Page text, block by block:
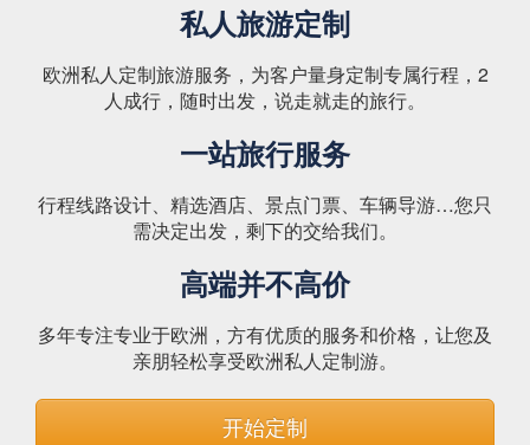
私人旅游定制
欧洲私人定制旅游服务，为客户量身定制专属行程，2
人成行，随时出发，说走就走的旅行。
一站旅行服务
行程线路设计、精选酒店、景点门票、车辆导游…您只
需决定出发，剩下的交给我们。
高端并不高价
多年专注专业于欧洲，方有优质的服务和价格，让您及
亲朋轻松享受欧洲私人定制游。
开始定制